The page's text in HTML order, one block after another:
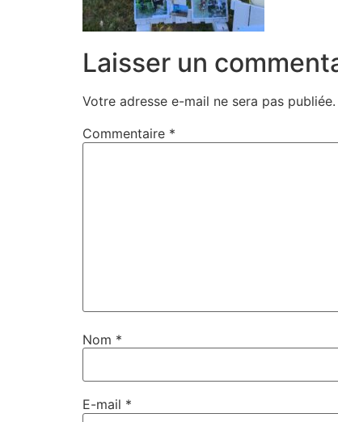
Laisser un
Votre adresse e-mail ne sera pas publiée.
Commentaire *
Nom *
E-mail *